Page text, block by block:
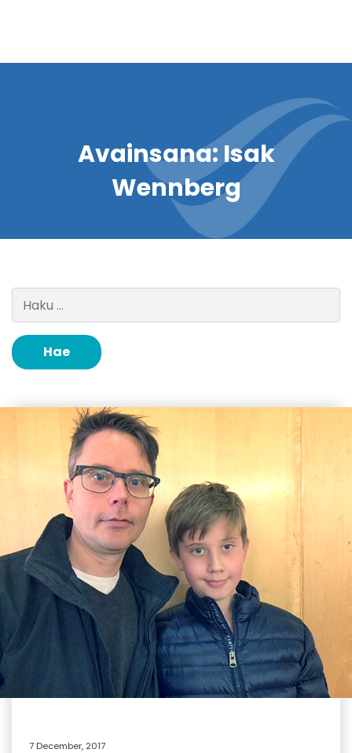
Avainsana: Isak
Wennberg
Haku:
7 December, 2017